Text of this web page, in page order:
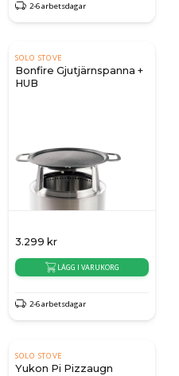
2-6 arbetsdagar
SOLO STOVE
Bonfire Gjutjärnspanna +
HUB
3.299 kr
LÄGG I VARUKORG
2-6 arbetsdagar
SOLO STOVE
Yukon Pi Pizzaugn